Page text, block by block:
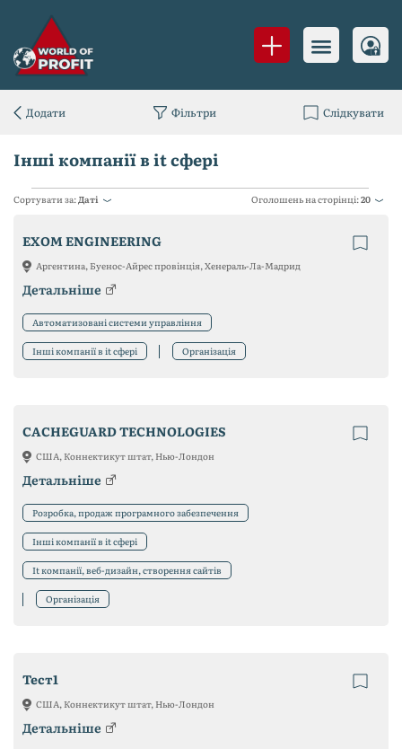
Інші компанії в it сфері
Сортувати за:Даті Оголошень на сторінці:20
EXOM ENGINEERING
Аргентина, Буенос-Айрес провінція, Хенераль-Ла-Мадрид
Детальніше
Автоматизовані системи управління
Інші компанії в it сфері Організація
CACHEGUARD TECHNOLOGIES
США, Коннектикут штат, Нью-Лондон
Детальніше
Розробка, продаж програмного забезпечення
Інші компанії в it сфері
It компанії, веб-дизайн, створення сайтів
Організація
Тест1
США, Коннектикут штат, Нью-Лондон
Детальніше
Додати Фільтри Слідкувати